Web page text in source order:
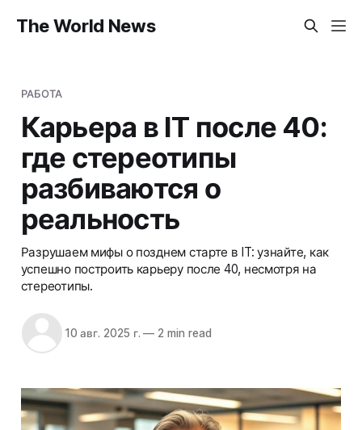
The World News
РАБОТА
Карьера в IT после 40:
где стереотипы
разбиваются о
реальность
Разрушаем мифы о позднем старте в IT: узнайте, как
успешно построить карьеру после 40, несмотря на
стереотипы.
10 авг. 2025 г. — 2 min read